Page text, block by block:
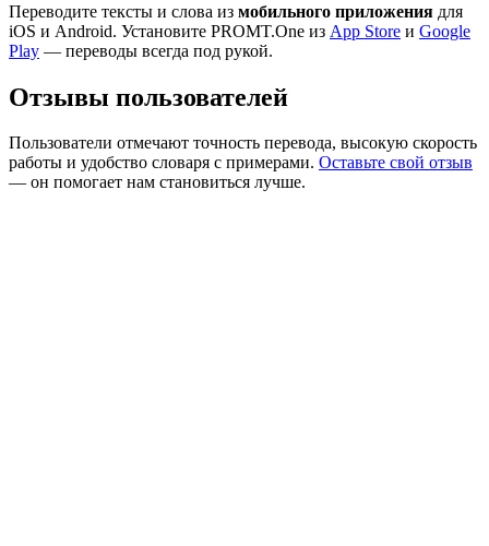
Переводите тексты и слова из мобильного приложения для
iOS и Android. Установите PROMT.One из App Store и Google
Play — переводы всегда под рукой.
Отзывы пользователей
Пользователи отмечают точность перевода, высокую скорость
работы и удобство словаря с примерами. Оставьте свой отзыв
— он помогает нам становиться лучше.